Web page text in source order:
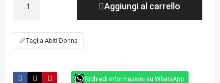
Aggiungi al carrello
📏Taglia Abiti Donna
Richiedi informazioni su WhatsApp